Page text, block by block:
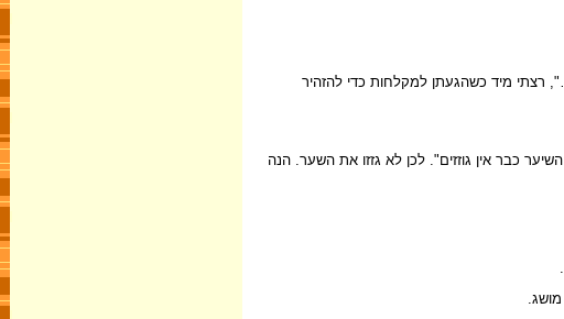
רצתי מיד כשהגעתן למקלחות כדי להזהיר
כבר אין גוזזים". לכן לא גזזו את השער. הנה